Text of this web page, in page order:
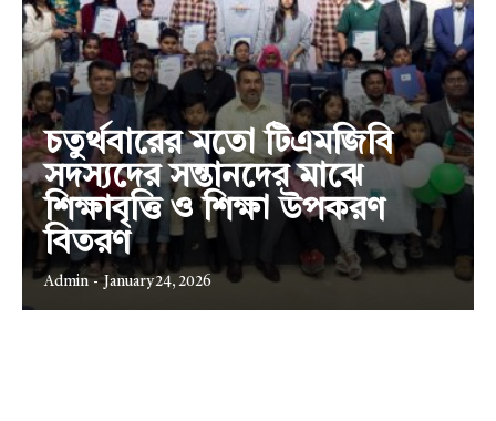
চতুর্থবারের মতো টিএমজিবি
সদস্যদের সন্তানদের মাঝে
শিক্ষাবৃত্তি ও শিক্ষা উপকরণ
বিতরণ
Admin - January 24, 2026